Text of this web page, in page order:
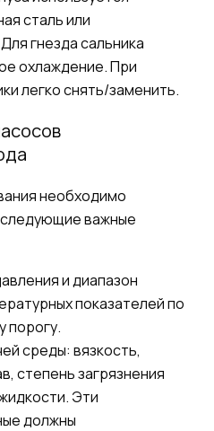
сталь или
гнезда сальника
охлаждение. При
легко снять/заменить.
необходимо
важные
и диапазон
показателей по
порогу.
среды: вязкость,
степень загрязнения
. Эти
должны